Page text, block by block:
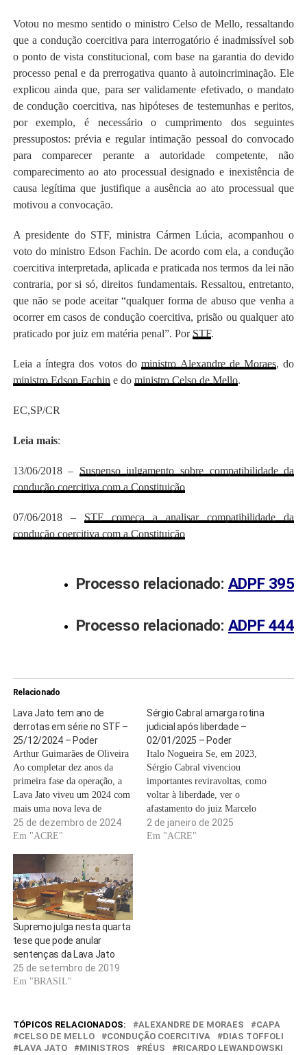
Votou no mesmo sentido o ministro Celso de Mello, ressaltando
que a condução coercitiva para interrogatório é inadmissível sob
o ponto de vista constitucional, com base na garantia do devido
processo penal e da prerrogativa quanto à autoincriminação. Ele
explicou ainda que, para ser validamente efetivado, o mandato
de condução coercitiva, nas hipóteses de testemunhas e peritos,
por exemplo, é necessário o cumprimento dos seguintes
pressupostos: prévia e regular intimação pessoal do convocado
para comparecer perante a autoridade competente, não
comparecimento ao ato processual designado e inexistência de
causa legítima que justifique a ausência ao ato processual que
motivou a convocação.
A presidente do STF, ministra Cármen Lúcia, acompanhou o
voto do ministro Edson Fachin. De acordo com ela, a condução
coercitiva interpretada, aplicada e praticada nos termos da lei não
contraria, por si só, direitos fundamentais. Ressaltou, entretanto,
que não se pode aceitar “qualquer forma de abuso que venha a
ocorrer em casos de condução coercitiva, prisão ou qualquer ato
praticado por juiz em matéria penal”. Por STF.
Leia a íntegra dos votos doministro Alexandre de Moraes, do
ministro Edson Fachin e do ministro Celso de Mello.
EC,SP/CR
Leia mais:
13/06/2018 – Suspenso julgamento sobre compatibilidade da
condução coercitiva com a Constituição
07/06/2018 – STF começa a analisar compatibilidade da
condução coercitiva com a Constituição
Processo relacionado: ADPF 395
Processo relacionado: ADPF 444
Relacionado
Lava Jato tem ano de
derrotas em série no STF –
25/12/2024 – Poder
Arthur Guimarães de Oliveira
Ao completar dez anos da
primeira fase da operação, a
Lava Jato viveu um 2024 com
mais uma nova leva de
derrotas no STF (Supremo
Tribunal Federal), que incluiu
atos da força-tarefa sob o
argumento de irregularidades
na condução das
investigações…
25 de dezembro de 2024
Em "ACRE"
Sérgio Cabral amarga rotina
judicial após liberdade –
02/01/2025 – Poder
Italo Nogueira Se, em 2023,
Sérgio Cabral vivenciou
importantes reviravoltas, como
voltar à liberdade, ver o
afastamento do juiz Marcelo
Bretas do cargo e quase virar
enredo de escola de samba, em
2 de janeiro de 2025
Em "ACRE"
Supremo julga nesta quarta
tese que pode anular
sentenças da Lava Jato
25 de setembro de 2019
Em "BRASIL"
TÓPICOS RELACIONADOS: ALEXANDRE DE MORAES
CAPA
CELSO DE MELLO
CONDUÇÃO COERCITIVA
DIAS TOFFOLI
LAVA JATO
MINISTROS RÉUS
RICARDO LEWANDOWSKI